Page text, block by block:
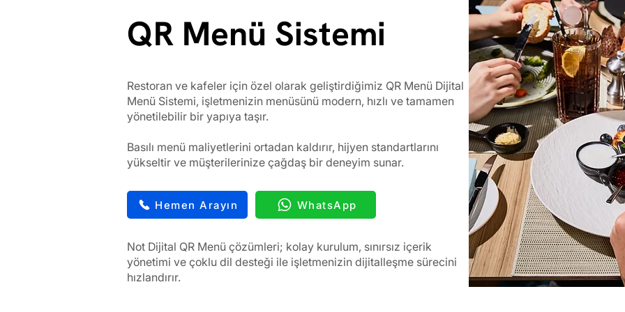
QR Menü Sistemi
Restoran ve kafeler için özel olarak geliştirdiğimiz QR Menü Dijital
Menü Sistemi, işletmenizin menüsünü modern, hızlı ve tamamen
yönetilebilir bir yapıya taşır.
Basılı menü maliyetlerini ortadan kaldırır, hijyen standartlarını
yükseltir ve müşterilerinize çağdaş bir deneyim sunar.
Hemen Arayın WhatsApp
Not Dijital QR Menü çözümleri; kolay kurulum, sınırsız içerik
yönetimi ve çoklu dil desteği ile işletmenizin dijitalleşme sürecini
hızlandırır.